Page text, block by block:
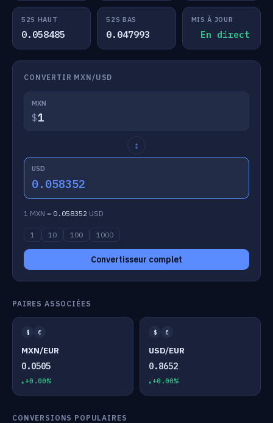
52S HAUT
0.058485
52S BAS
0.047993
MIS À JOUR
En direct
CONVERTIR MXN/USD
MXN
$
↕
USD
0.058352
1 MXN = 0.058352 USD
1 10 100 1000
Convertisseur complet
PAIRES ASSOCIÉES
$ €
MXN/EUR
0.0505
+0.00%
$ €
USD/EUR
0.8652
+0.00%
CONVERSIONS POPULAIRES